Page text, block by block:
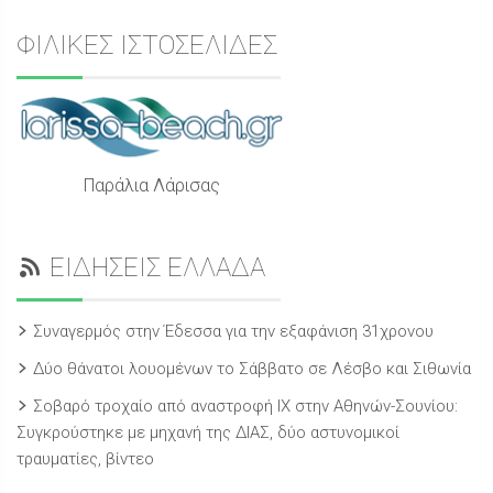
ΦΙΛΙΚΕΣ ΙΣΤΟΣΕΛΙΔΕΣ
Παράλια Λάρισας
ΕΙΔΗΣΕΙΣ ΕΛΛΑΔΑ
Συναγερμός στην Έδεσσα για την εξαφάνιση 31χρονου
Δύο θάνατοι λουομένων το Σάββατο σε Λέσβο και Σιθωνία
Σοβαρό τροχαίο από αναστροφή ΙΧ στην Αθηνών-Σουνίου:
Συγκρούστηκε με μηχανή της ΔΙΑΣ, δύο αστυνομικοί
τραυματίες, βίντεο